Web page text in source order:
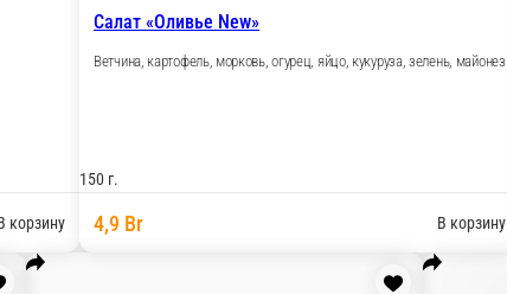
корзину
Салат «Оливье New»
Ветчина, картофель, морковь, огурец, яйцо, кукуруза, зелень, майонез
150 г.
4,9 Br В корзину